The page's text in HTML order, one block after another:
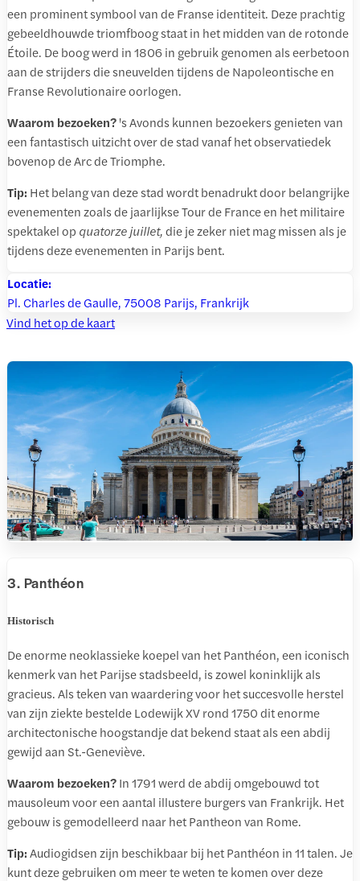
een prominent symbool van de Franse identiteit. Deze prachtig
gebeeldhouwde triomfboog staat in het midden van de rotonde
Étoile. De boog werd in 1806 in gebruik genomen als eerbetoon
aan de strijders die sneuvelden tijdens de Napoleontische en
Franse Revolutionaire oorlogen.
Waarom bezoeken?'s Avonds kunnen bezoekers genieten van
een fantastisch uitzicht over de stad vanaf het observatiedek
bovenop de Arc de Triomphe.
Tip: Het belang van deze stad wordt benadrukt door belangrijke
evenementen zoals de jaarlijkse Tour de France en het militaire
spektakel op quatorze juillet,die je zeker niet mag missen als je
tijdens deze evenementen in Parijs bent.
Locatie:
Pl. Charles de Gaulle, 75008 Parijs, Frankrijk
Vind het op de kaart
3. Panthéon
Historisch
De enorme neoklassieke koepel van het Panthéon, een iconisch
kenmerk van het Parijse stadsbeeld, is zowel koninklijk als
gracieus. Als teken van waardering voor het succesvolle herstel
van zijn ziekte bestelde Lodewijk XV rond 1750 dit enorme
architectonische hoogstandje dat bekend staat als een abdij
gewijd aan St.-Geneviève.
Waarom bezoeken?In 1791 werd de abdij omgebouwd tot
mausoleum voor een aantal illustere burgers van Frankrijk. Het
gebouw is gemodelleerd naar het Pantheon van Rome.
Tip:Audiogidsen zijn beschikbaar bij het Panthéon in 11 talen. Je
kunt deze gebruiken om meer te weten te komen over deze